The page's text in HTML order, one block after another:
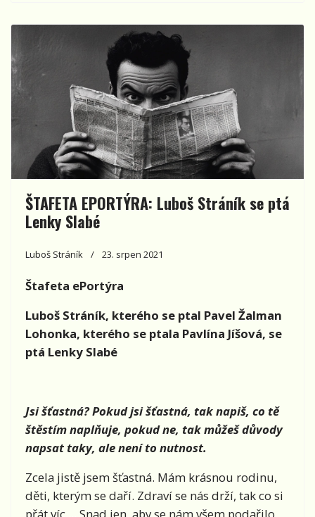
ŠTAFETA EPORTÝRA: Luboš Stráník se ptá
Lenky Slabé
Luboš Stráník 23. srpen 2021
Štafeta ePortýra
Luboš Stráník, kterého se ptal Pavel Žalman
Lohonka, kterého se ptala Pavlína Jíšová, se
ptá Lenky Slabé
Jsi šťastná? Pokud jsi šťastná, tak napiš, co tě
štěstím naplňuje, pokud ne, tak můžeš důvody
napsat taky, ale není to nutnost.
Zcela jistě jsem šťastná. Mám krásnou rodinu,
děti, kterým se daří. Zdraví se nás drží, tak co si
přát víc.... Snad jen, aby se nám všem podařilo